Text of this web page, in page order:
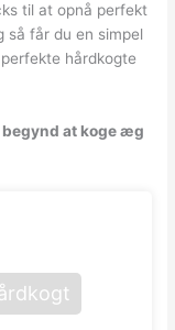
til at opnå perfekt
så får du en simpel
hårdkogte
at koge æg